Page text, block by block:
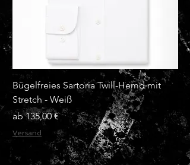
Bügelfreies Sartoria Twill-Hemd mit
Stretch - Weiß
ab135,00 €
Sale-Preis
Versand
ab